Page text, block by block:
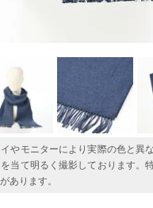
やモニターにより実際の色と異
当て明るく撮影しております。
あります。